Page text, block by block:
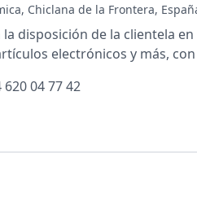
Chiclana de la Frontera,
la disposición de la clientela
electrónicos y más,
620 04 77 42